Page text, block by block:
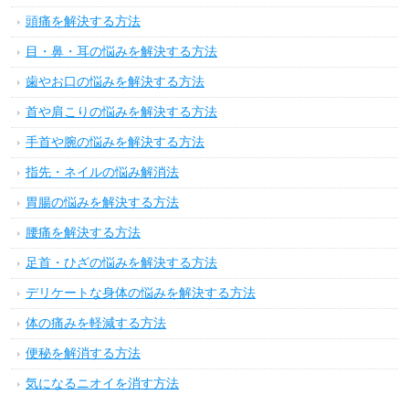
頭痛を解決する方法
目・鼻・耳の悩みを解決する方法
歯やお口の悩みを解決する方法
首や肩こりの悩みを解決する方法
手首や腕の悩みを解決する方法
指先・ネイルの悩み解消法
胃腸の悩みを解決する方法
腰痛を解決する方法
足首・ひざの悩みを解決する方法
デリケートな身体の悩みを解決する方法
体の痛みを軽減する方法
便秘を解消する方法
気になるニオイを消す方法